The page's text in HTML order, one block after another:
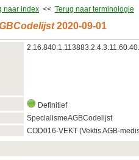
naar index << Terug naar terminologie
2020‑09‑01
Definitief
SpecialismeAGBCodelijst
COD016-VEKT (Vektis AGB-